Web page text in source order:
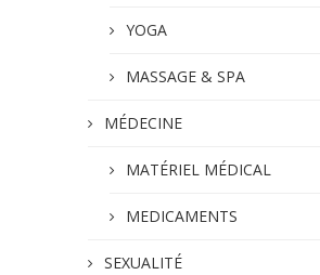
YOGA
MASSAGE & SPA
MÉDECINE
MATÉRIEL MÉDICAL
MEDICAMENTS
SEXUALITÉ